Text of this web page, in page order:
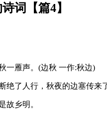
词【篇4】
一雁声。(边秋 一作:秋边)
绝了人行，秋夜的边塞传来
故乡明。